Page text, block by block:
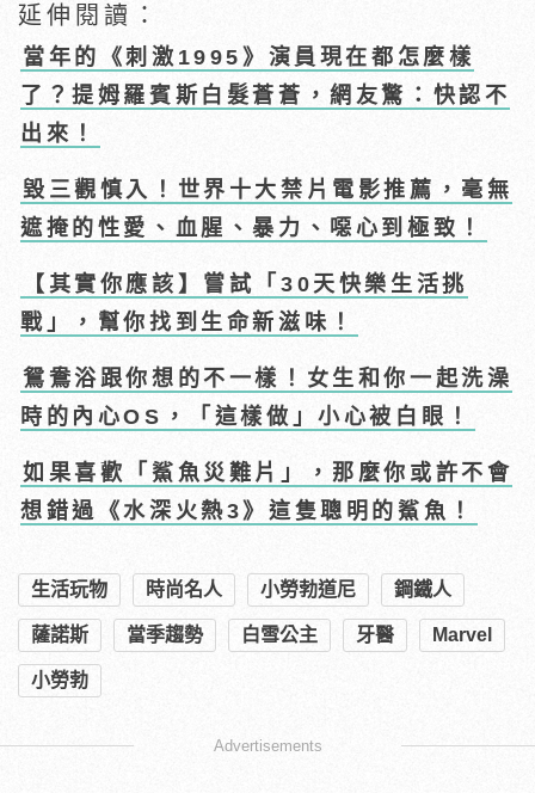
延伸閱讀：
當年的《刺激1995》演員現在都怎麼樣
了？提姆羅賓斯白髮蒼蒼，網友驚：快認不
出來！
毀三觀慎入！世界十大禁片電影推薦，毫無
遮掩的性愛、血腥、暴力、噁心到極致！
【其實你應該】嘗試「30天快樂生活挑
戰」，幫你找到生命新滋味！
鴛鴦浴跟你想的不一樣！女生和你一起洗澡
時的內心OS，「這樣做」小心被白眼！
如果喜歡「鯊魚災難片」，那麼你或許不會
想錯過《水深火熱3》這隻聰明的鯊魚！
生活玩物 時尚名人 小勞勃道尼 鋼鐵人
薩諾斯 當季趨勢 白雪公主 牙醫 Marvel
小勞勃
Advertisements